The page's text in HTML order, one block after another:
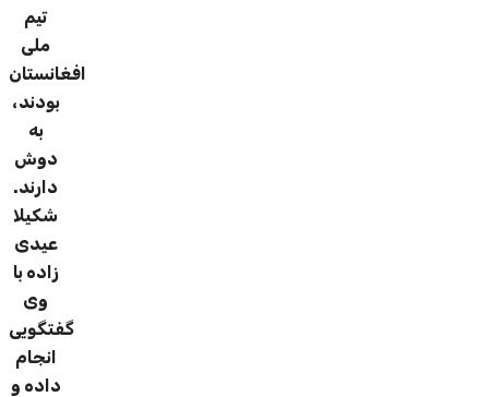
تیم
ملی
افغانستان
بودند،
به
دوش
دارند.
شکیلا
عیدی
زاده با
وی
گفتگویی
انجام
داده و